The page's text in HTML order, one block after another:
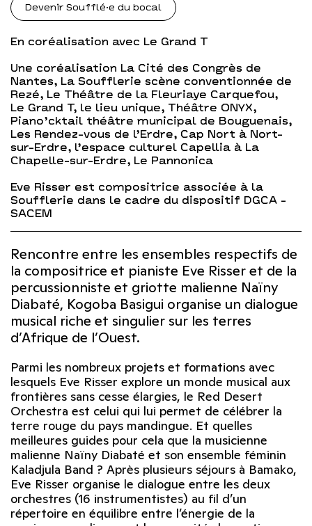
Devenir Soufflé·e du bocal
En coréalisation avec Le Grand T
Une coréalisation La Cité des Congrès de
Nantes, La Soufflerie scène conventionnée de
Rezé, Le Théâtre de la Fleuriaye Carquefou,
Le Grand T, le lieu unique, Théâtre ONYX,
Piano’cktail théâtre municipal de Bouguenais,
Les Rendez-vous de l’Erdre, Cap Nort à Nort-
sur-Erdre, l’espace culturel Capellia à La
Chapelle-sur-Erdre, Le Pannonica
Eve Risser est compositrice associée à la
Soufflerie dans le cadre du dispositif DGCA -
SACEM
Rencontre entre les ensembles respectifs de
la compositrice et pianiste Eve Risser et de la
percussionniste et griotte malienne Naïny
Diabaté, Kogoba Basigui organise un dialogue
musical riche et singulier sur les terres
d’Afrique de l’Ouest.
Parmi les nombreux projets et formations avec
lesquels Eve Risser explore un monde musical aux
frontières sans cesse élargies, le Red Desert
Orchestra est celui qui lui permet de célébrer la
terre rouge du pays mandingue. Et quelles
meilleures guides pour cela que la musicienne
malienne Naïny Diabaté et son ensemble féminin
Kaladjula Band ? Après plusieurs séjours à Bamako,
Eve Risser organise le dialogue entre les deux
orchestres (16 instrumentistes) au fil d’un
répertoire en équilibre entre l’énergie de la